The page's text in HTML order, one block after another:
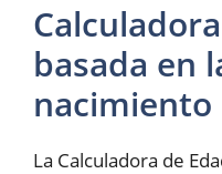
basada en
nacimiento
La Calculadora de